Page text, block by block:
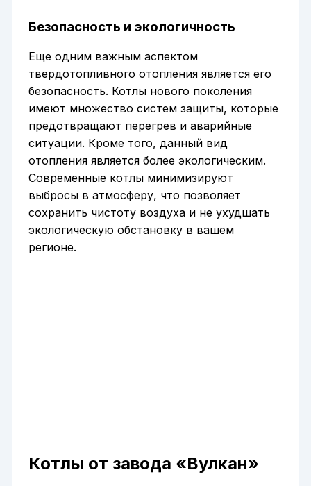
Безопасность и экологичность
Еще одним важным аспектом
твердотопливного отопления является его
безопасность. Котлы нового поколения
имеют множество систем защиты, которые
предотвращают перегрев и аварийные
ситуации. Кроме того, данный вид
отопления является более экологическим.
Современные котлы минимизируют
выбросы в атмосферу, что позволяет
сохранить чистоту воздуха и не ухудшать
экологическую обстановку в вашем
регионе.
Котлы от завода «Вулкан»